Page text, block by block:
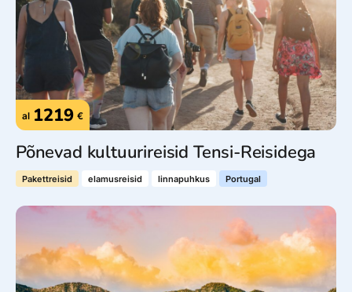
al 1219 €
Põnevad kultuurireisid Tensi-Reisidega
Pakettreisid elamusreisid linnapuhkus Portugal